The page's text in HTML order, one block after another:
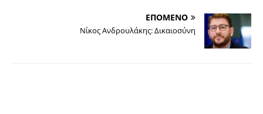
ΕΠΟΜΕΝΟ
Νίκος Ανδρουλάκης: Δικαιοσύνη